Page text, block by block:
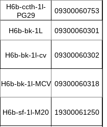
H6b-ccth-1l-
PG29
09300060753
H6b-bk-1L
09300060301
H6b-bk-1l-cv 09300060302
H6b-bk-1l-MCV 09300060318
H6b-sf-1l-M20 19300061250